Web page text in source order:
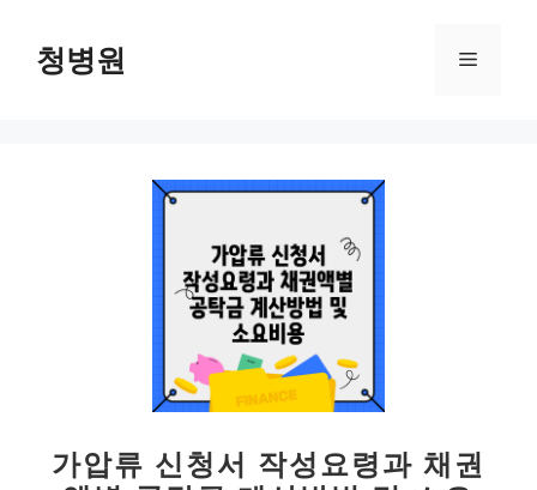
청병원 메
가압류 신청서 작성요령과 채권